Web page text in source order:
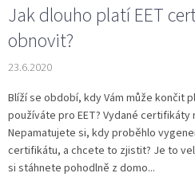
Jak dlouho platí EET
obnovit?
23.6.2020
Blíží se období, kdy Vám může končit
používáte pro EET? Vydané
Nepamatujete si, kdy proběhlo
certifikátu, a chcete to zjistit? Je to
si stáhnete pohodlně z domo...